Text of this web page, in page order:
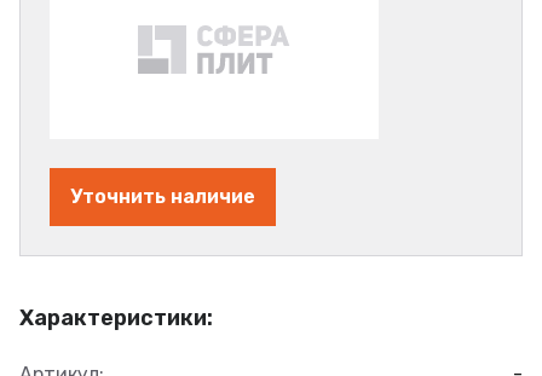
Характеристики:
Уточнить наличие